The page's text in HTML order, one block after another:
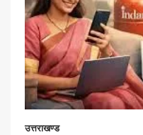
उत्तराखण्ड